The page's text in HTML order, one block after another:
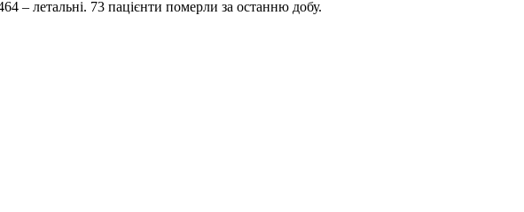
– летальні. 73 пацієнти померли за останню добу.